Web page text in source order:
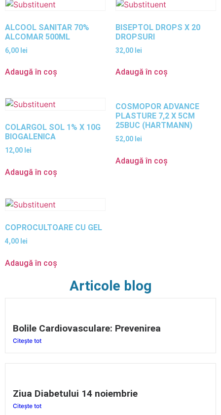
ALCOOL SANITAR 70%
ALCOMAR 500ML
6,00 lei
Adaugă în coș
BISEPTOL DROPS X 20
DROPSURI
32,00 lei
Adaugă în coș
COLARGOL SOL 1% X 10G
BIOGALENICA
12,00 lei
Adaugă în coș
COSMOPOR ADVANCE
PLASTURE 7,2 X 5CM
25BUC (HARTMANN)
52,00 lei
Adaugă în coș
COPROCULTOARE CU GEL
4,00 lei
Adaugă în coș
Articole blog
Bolile Cardiovasculare: Prevenirea
Citește tot
Ziua Diabetului 14 noiembrie
Citește tot